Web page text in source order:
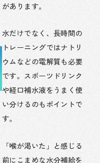
があります。
水だけでなく、長時間の
トレーニングではナトリ
ウムなどの電解質も必要
です。スポーツドリンク
や経口補水液をうまく使
い分けるのもポイントで
す。
「喉が渇いた」と感じる
前にこまめな水分補給を